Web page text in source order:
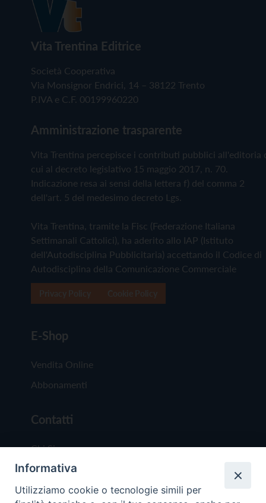
Vita Trentina Editrice
Società Cooperativa
Via Monsignor Endrici, 14 – 38122 Trento
P.IVA e C.F. 00199960220
Amministrazione trasparente
Vita Trentina percepisce i contributi pubblici all'editoria
cui al decreto legislativo 15 maggio 2017, n. 70.
Indicazione resa ai sensi della lettera f) del comma 2
dell'art. 5 del medesimo decreto Lgs.
Vita Trentina, tramite la Fisc (Federazione Italiana
Settimanali Cattolici), ha aderito allo IAP (Istituto
dell'Autodisciplina Pubblicitaria) accettando il Codice di
Autodisciplina della Comunicazione Commerciale
E-Shop
Vendita Online
Abbonamenti
Contatti
Chi Siamo
Redazione
Scrivici
Informativa
Utilizziamo cookie o tecnologie simili per